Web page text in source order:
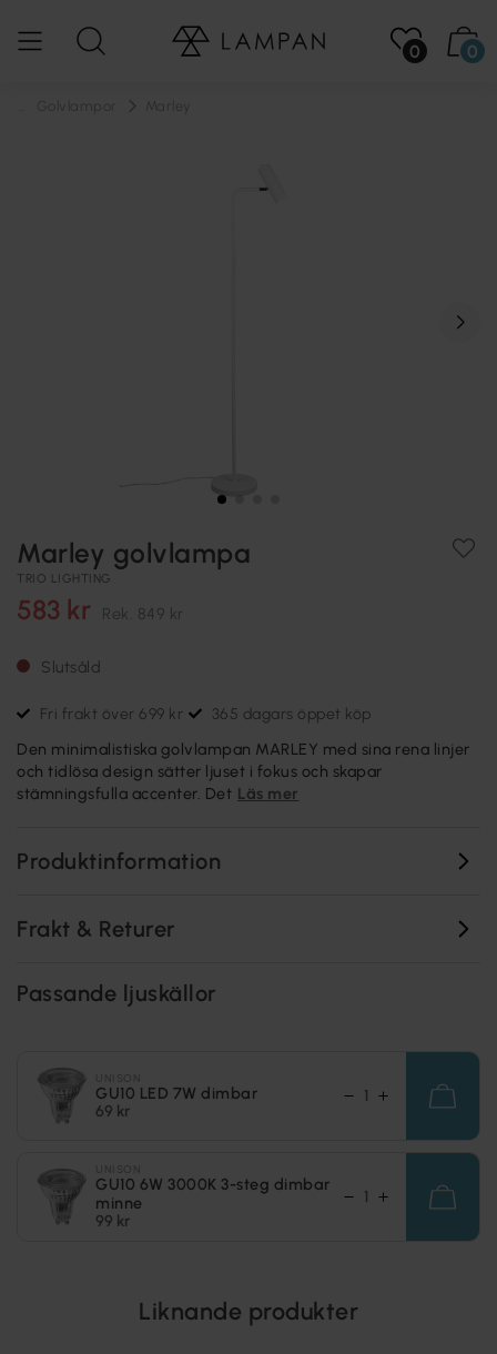
0 0
Marley golvlampa
TRIO LIGHTING
583 kr Rek. 849 kr
Slutsåld
Fri frakt över 699 kr 365 dagars öppet köp
Den minimalistiska golvlampan MARLEY med sina rena linjer
och tidlösa design sätter ljuset i fokus och skapar
stämningsfulla accenter. Det Läs mer
Produktinformation
Frakt & Returer
Passande ljuskällor
GU10 LED 7W dimbar
69 kr
GU10 6W 3000K 3-steg dimbar
minne
99 kr
Liknande produkter